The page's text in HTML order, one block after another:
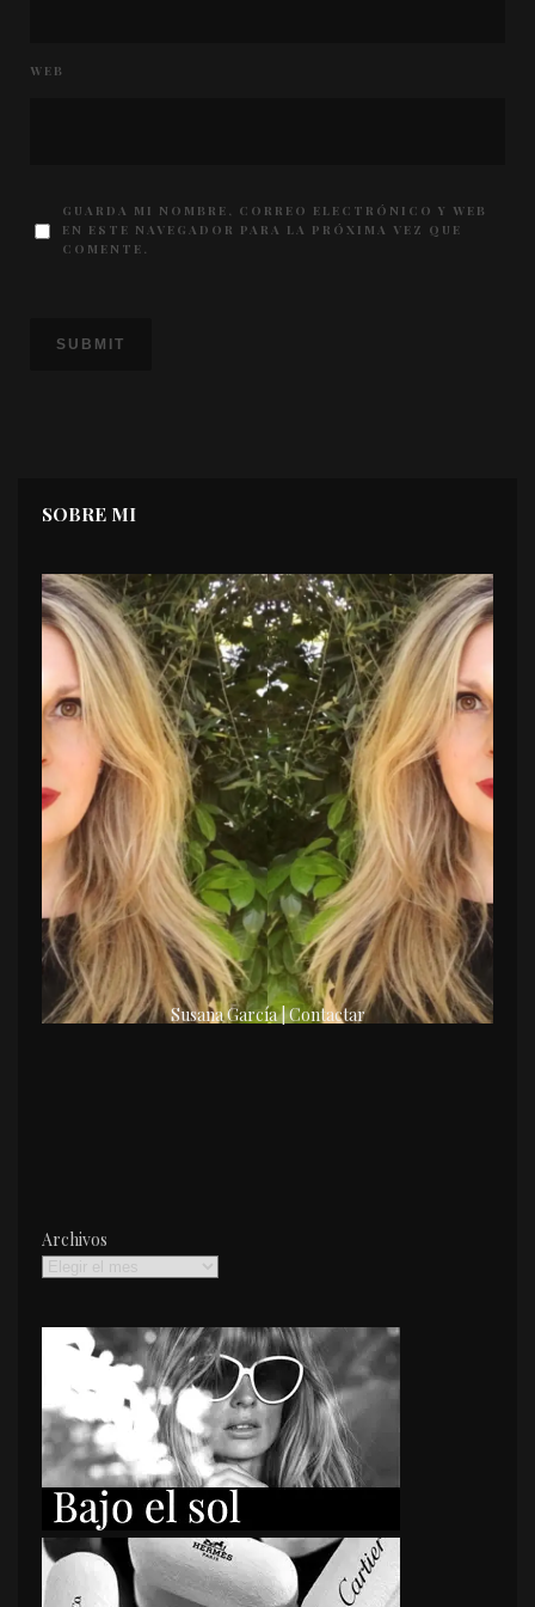
WEB
GUARDA MI NOMBRE, CORREO ELECTRÓNICO Y WEB
EN ESTE NAVEGADOR PARA LA PRÓXIMA VEZ QUE
COMENTE.
SOBRE MI
Susana García | Contactar
Archivos